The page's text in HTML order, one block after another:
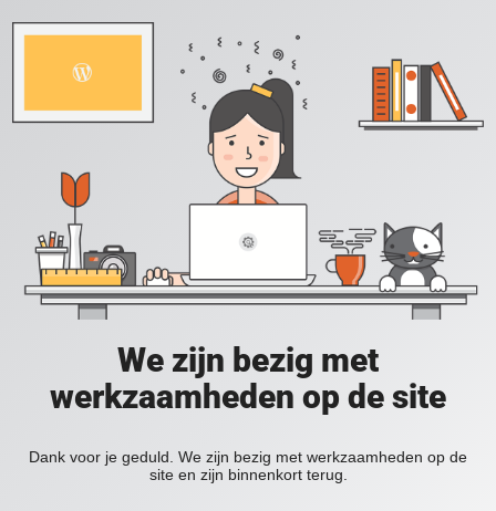
We zijn bezig met
werkzaamheden op de site
Dank voor je geduld. We zijn bezig met werkzaamheden op de
site en zijn binnenkort terug.